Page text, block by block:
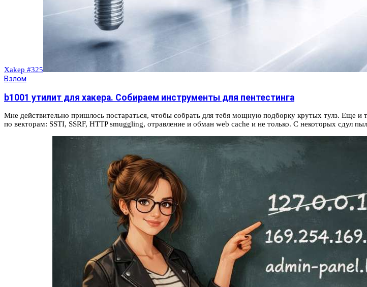
Xakep #325
Взлом
b1001 утилит для хакера. Собираем инструменты для пентестинга
Мне действительно пришлось постараться, чтобы собрать для тебя мощную подборку крутых тулз. Еще
по векторам: SSTI, SSRF, HTTP smuggling, отравление и обман web cache и не только. С некоторых сдул